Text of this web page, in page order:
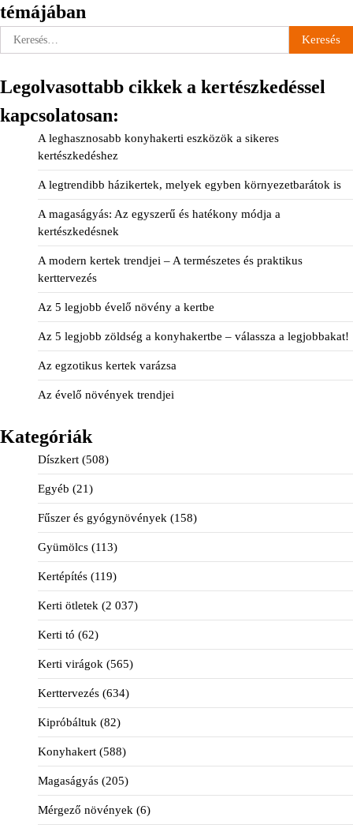
témájában
Keresés:
Legolvasottabb cikkek a kertészkedéssel
kapcsolatosan:
A leghasznosabb konyhakerti eszközök a sikeres
kertészkedéshez
A legtrendibb házikertek, melyek egyben környezetbarátok is
A magaságyás: Az egyszerű és hatékony módja a
kertészkedésnek
A modern kertek trendjei – A természetes és praktikus
kerttervezés
Az 5 legjobb évelő növény a kertbe
Az 5 legjobb zöldség a konyhakertbe – válassza a legjobbakat!
Az egzotikus kertek varázsa
Az évelő növények trendjei
Kategóriák
Díszkert (508)
Egyéb (21)
Fűszer és gyógynövények (158)
Gyümölcs (113)
Kertépítés (119)
Kerti ötletek (2 037)
Kerti tó (62)
Kerti virágok (565)
Kerttervezés (634)
Kipróbáltuk (82)
Konyhakert (588)
Magaságyás (205)
Mérgező növények (6)